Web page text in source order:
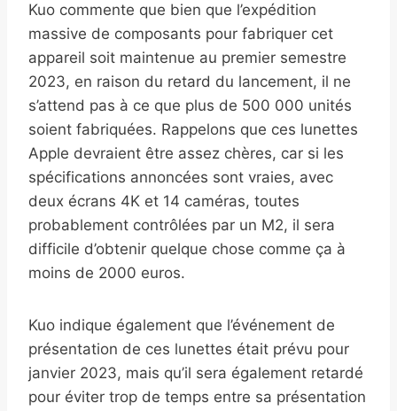
Kuo commente que bien que l’expédition
massive de composants pour fabriquer cet
appareil soit maintenue au premier semestre
2023, en raison du retard du lancement, il ne
s’attend pas à ce que plus de 500 000 unités
soient fabriquées. Rappelons que ces lunettes
Apple devraient être assez chères, car si les
spécifications annoncées sont vraies, avec
deux écrans 4K et 14 caméras, toutes
probablement contrôlées par un M2, il sera
difficile d’obtenir quelque chose comme ça à
moins de 2000 euros.
Kuo indique également que l’événement de
présentation de ces lunettes était prévu pour
janvier 2023, mais qu’il sera également retardé
pour éviter trop de temps entre sa présentation